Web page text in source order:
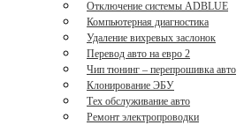
Отключение системы ADBLUE
Компьютерная диагностика
Удаление вихревых заслонок
Перевод авто на евро 2
Чип тюнинг – перепрошивка авто
Клонирование ЭБУ
Тех обслуживание авто
Ремонт электропроводки